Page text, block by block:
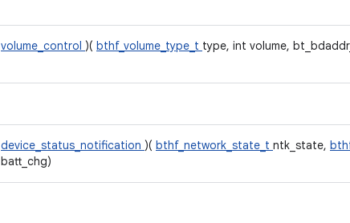
volume_control )( bthf_volume_type_t type, int volume,
device_status_notification )( bthf_network_state_t ntk_state,
batt_chg)